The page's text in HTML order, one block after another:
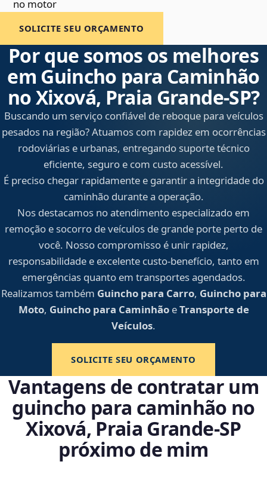
no motor
SOLICITE SEU ORÇAMENTO
Por que somos os melhores
em Guincho para Caminhão
no Xixová, Praia Grande‑SP?
Buscando um serviço confiável de reboque para veículos
pesados na região? Atuamos com rapidez em ocorrências
rodoviárias e urbanas, entregando suporte técnico
eficiente, seguro e com custo acessível.
É preciso chegar rapidamente e garantir a integridade do
caminhão durante a operação.
Nos destacamos no atendimento especializado em
remoção e socorro de veículos de grande porte perto de
você. Nosso compromisso é unir rapidez,
responsabilidade e excelente custo-benefício, tanto em
emergências quanto em transportes agendados.
Realizamos também Guincho para Carro, Guincho para
Moto, Guincho para CaminhãoeTransporte de
Veículos.
SOLICITE SEU ORÇAMENTO
Vantagens de contratar um
guincho para caminhão no
Xixová, Praia Grande‑SP
próximo de mim